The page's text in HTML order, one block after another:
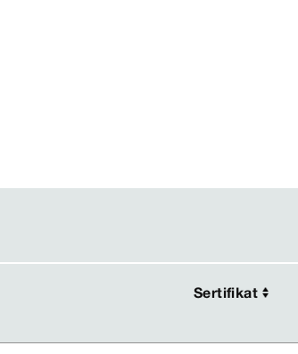
Sertifikat
Sertifikat